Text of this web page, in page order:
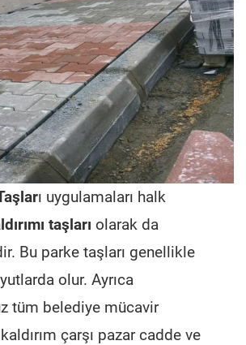
ı uygulamaları halk
taşları olarak da
Bu parke taşları genellikle
olur. Ayrıca
tüm belediye mücavir
çarşı pazar cadde ve